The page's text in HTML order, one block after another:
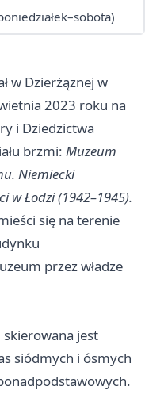
w Dzierżąznej w
2023 roku na
i Dziedzictwa
brzmi: Muzeum
Niemiecki
w Łodzi (1942–1945).
się na terenie
przez władze
skierowana jest
siódmych i ósmych